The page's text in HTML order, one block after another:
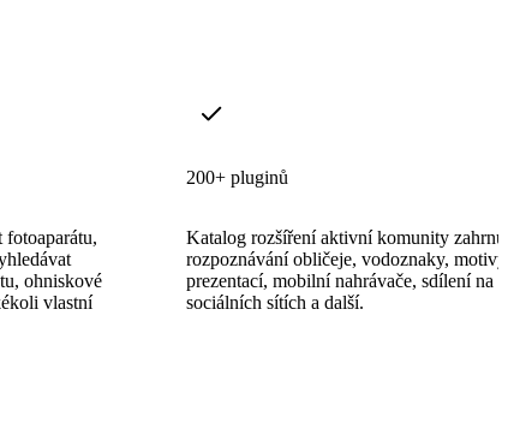
fotoaparátu,
ohniskové
vlastní
200+ pluginů
Katalog rozšíření aktivní komunity
rozpoznávání obličeje, vodoznaky, motivy
prezentací, mobilní nahrávače, sdílení na
sociálních sítích a další.